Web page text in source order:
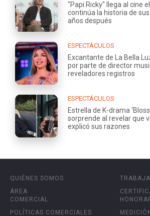
"Papi Ricky" llega al cine
continúa la historia de
años después
ESPECTÁCULOS
Excantante de La Bella
por parte de director
reveladores registros
ESPECTÁCULOS
Estrella de K-drama
sorprende al revelar que
explicó sus razones
QUIÉNES SOMOS
ÁREA
COMERCIAL
POLÍTICAS COMERCIALES